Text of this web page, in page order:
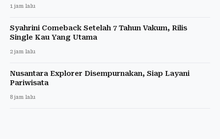
1 jam lalu
Syahrini Comeback Setelah 7 Tahun Vakum, Rilis
Single Kau Yang Utama
2 jam lalu
Nusantara Explorer Disempurnakan, Siap Layani
Pariwisata
8 jam lalu